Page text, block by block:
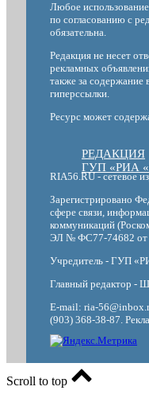
Любое
по согласованию с
обязательна.
Редакция не несет
рекламных
также за содержание
гиперссылки.
Ресурс может
РЕДАКЦИЯ
ГУП «РИА
RIA56.RU - сетевое
Зарегистрировано
сфере связи,
коммуникаций
ЭЛ № ФС77-74682 от
Учредитель - ГУП
Главный редактор -
E-mail: ria-
(903) 368-38-87.
Scroll to top